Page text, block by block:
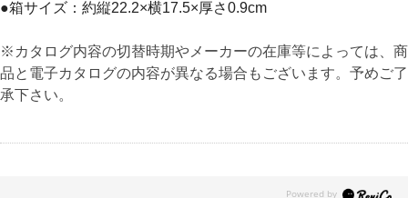
●箱サイズ：約縦22.2×横17.5×厚さ0.9cm
※カタログ内容の切替時期やメーカーの在庫等によっては、商
品と電子カタログの内容が異なる場合もございます。予めご了
承下さい。